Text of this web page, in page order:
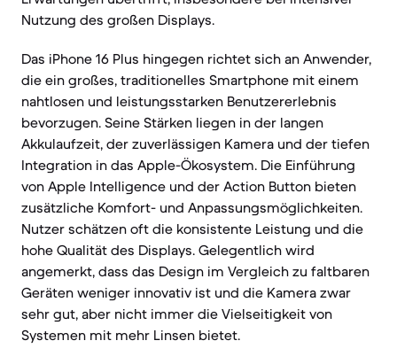
Nutzung des großen Displays.
Das iPhone 16 Plus hingegen richtet sich an Anwender,
die ein großes, traditionelles Smartphone mit einem
nahtlosen und leistungsstarken Benutzererlebnis
bevorzugen. Seine Stärken liegen in der langen
Akkulaufzeit, der zuverlässigen Kamera und der tiefen
Integration in das Apple-Ökosystem. Die Einführung
von Apple Intelligence und der Action Button bieten
zusätzliche Komfort- und Anpassungsmöglichkeiten.
Nutzer schätzen oft die konsistente Leistung und die
hohe Qualität des Displays. Gelegentlich wird
angemerkt, dass das Design im Vergleich zu faltbaren
Geräten weniger innovativ ist und die Kamera zwar
sehr gut, aber nicht immer die Vielseitigkeit von
Systemen mit mehr Linsen bietet.